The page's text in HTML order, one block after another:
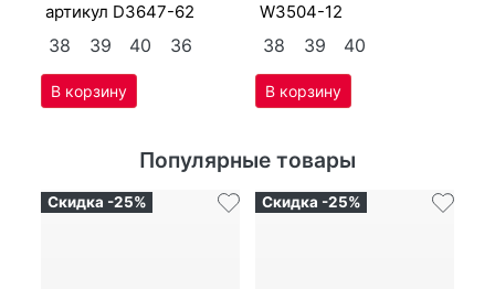
артикул D3647-62
38 39 40 36
W3504-12
38 39 40
Популярные товары
Скидка -25% Скидка -25%